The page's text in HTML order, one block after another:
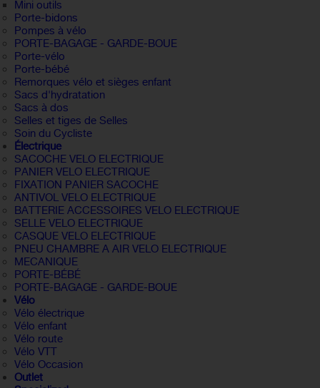
Mini outils
Porte-bidons
Pompes à vélo
PORTE-BAGAGE - GARDE-BOUE
Porte-vélo
Porte-bébé
Remorques vélo et sièges enfant
Sacs d'hydratation
Sacs à dos
Selles et tiges de Selles
Soin du Cycliste
Électrique
SACOCHE VELO ELECTRIQUE
PANIER VELO ELECTRIQUE
FIXATION PANIER SACOCHE
ANTIVOL VELO ELECTRIQUE
BATTERIE ACCESSOIRES VELO ELECTRIQUE
SELLE VELO ELECTRIQUE
CASQUE VELO ELECTRIQUE
PNEU CHAMBRE A AIR VELO ELECTRIQUE
MECANIQUE
PORTE-BÉBÉ
PORTE-BAGAGE - GARDE-BOUE
Vélo
Vélo électrique
Vélo enfant
Vélo route
Vélo VTT
Vélo Occasion
Outlet